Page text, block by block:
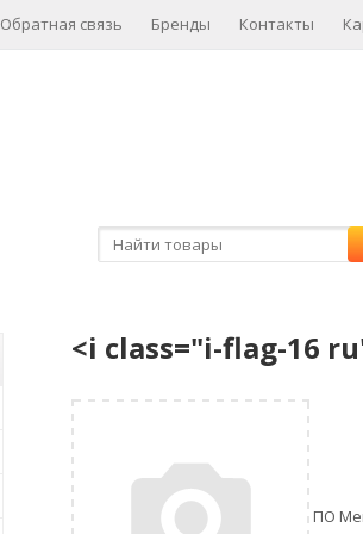
Обратная связь Бренды Контакты
<i class="i-flag-16
ПО